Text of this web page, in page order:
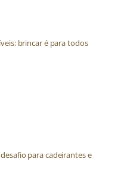
brincar é para todos
para cadeirantes e